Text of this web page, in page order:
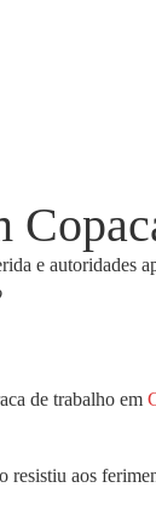
de trabalho em
resistiu aos